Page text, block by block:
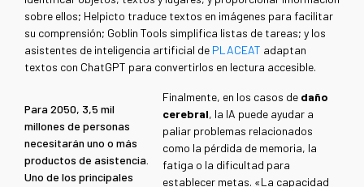
sobre ellos; Helpicto traduce textos en imágenes para facilitar
su comprensión; Goblin Tools simplifica listas de tareas; y los
asistentes de inteligencia artificial de PLACEAT adaptan
textos con ChatGPT para convertirlos en lectura accesible.
Para 2050, 3,5 mil
millones de personas
necesitarán uno o más
productos de asistencia.
Uno de los principales
Finalmente, en los casos de daño
cerebral, la IA puede ayudar a
paliar problemas relacionados
como la pérdida de memoria, la
fatiga o la dificultad para
establecer metas. «La capacidad